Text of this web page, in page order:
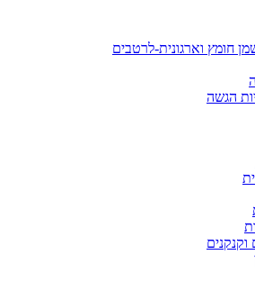
חומץ וארגונית-לרטבים
הגשה